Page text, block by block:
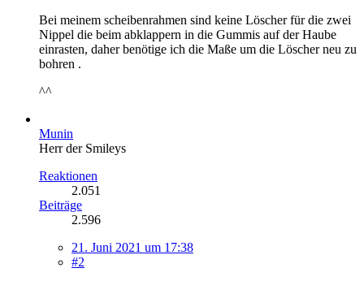
Bei meinem scheibenrahmen sind keine Löscher für die zwei
Nippel die beim abklappern in die Gummis auf der Haube
einrasten, daher benötige ich die Maße um die Löscher neu zu
bohren .
^^
Munin
Herr der Smileys
Reaktionen
2.051
Beiträge
2.596
21. Juni 2021 um 17:38
#2